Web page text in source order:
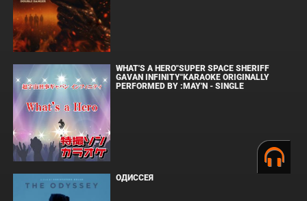
WHAT'S A HERO"SUPER SPACE SHERIFF
GAVAN INFINITY"KARAOKE ORIGINALLY
PERFORMED BY :MAY'N - SINGLE
ОДИССЕЯ